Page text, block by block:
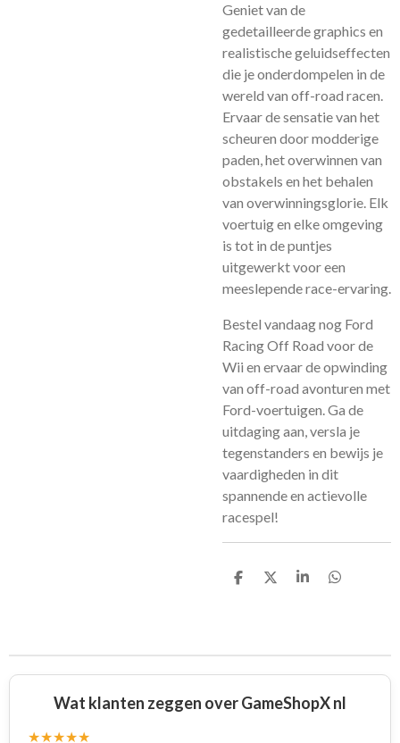
Geniet van de
gedetailleerde graphics en
realistische geluidseffecten
die je onderdompelen in de
wereld van off-road racen.
Ervaar de sensatie van het
scheuren door modderige
paden, het overwinnen van
obstakels en het behalen
van overwinningsglorie. Elk
voertuig en elke omgeving
is tot in de puntjes
uitgewerkt voor een
meeslepende race-ervaring.
Bestel vandaag nog Ford
Racing Off Road voor de
Wii en ervaar de opwinding
van off-road avonturen met
Ford-voertuigen. Ga de
uitdaging aan, versla je
tegenstanders en bewijs je
vaardigheden in dit
spannende en actievolle
racespel!
D
D
S
D
Wat klanten zeggen over GameShopX nl
★★★★★